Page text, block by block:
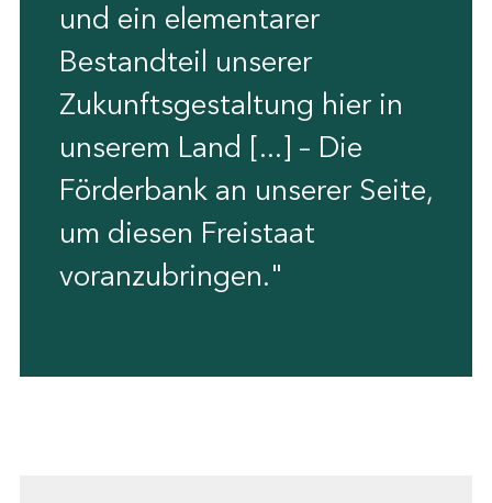
und ein elementarer
Bestandteil unserer
Zukunftsgestaltung hier in
unserem Land [...] – Die
Förderbank an unserer Seite,
um diesen Freistaat
voranzubringen."